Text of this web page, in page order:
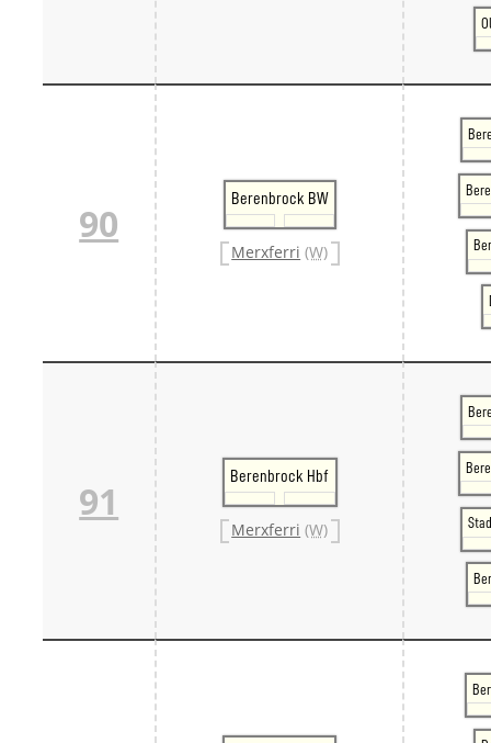
90
Berenbrock BW
Merxferri (W)
91
Berenbrock Hbf
Merxferri (W)